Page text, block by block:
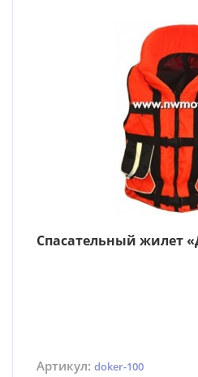
Cпасательный жилет
Артикул: doker-100